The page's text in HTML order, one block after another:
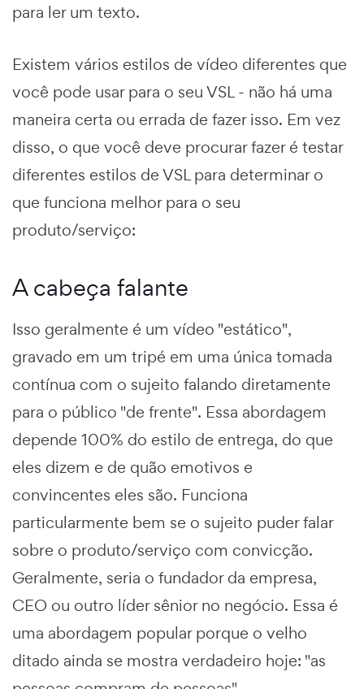
para ler um texto.
Existem vários estilos de vídeo diferentes que
você pode usar para o seu VSL - não há uma
maneira certa ou errada de fazer isso. Em vez
disso, o que você deve procurar fazer é testar
diferentes estilos de VSL para determinar o
que funciona melhor para o seu
produto/serviço:
A cabeça falante
Isso geralmente é um vídeo "estático",
gravado em um tripé em uma única tomada
contínua com o sujeito falando diretamente
para o público "de frente". Essa abordagem
depende 100% do estilo de entrega, do que
eles dizem e de quão emotivos e
convincentes eles são. Funciona
particularmente bem se o sujeito puder falar
sobre o produto/serviço com convicção.
Geralmente, seria o fundador da empresa,
CEO ou outro líder sênior no negócio. Essa é
uma abordagem popular porque o velho
ditado ainda se mostra verdadeiro hoje: "as